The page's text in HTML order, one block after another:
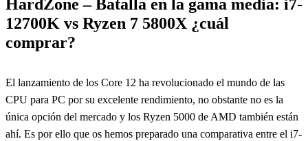
HardZone – Batalla en la gama media: i7-
12700K vs Ryzen 7 5800X ¿cuál
comprar?
El lanzamiento de los Core 12 ha revolucionado el mundo de las
CPU para PC por su excelente rendimiento, no obstante no es la
única opción del mercado y los Ryzen 5000 de AMD también están
ahí. Es por ello que os hemos preparado una comparativa entre el i7-